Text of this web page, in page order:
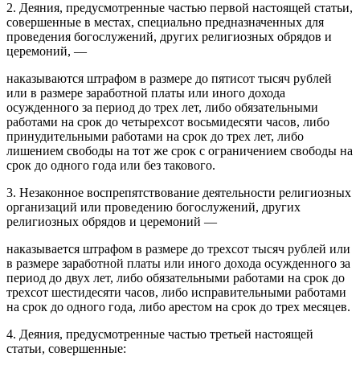
2. Деяния, предусмотренные частью первой настоящей статьи,
совершенные в местах, специально предназначенных для
проведения богослужений, других религиозных обрядов и
церемоний, —
наказываются штрафом в размере до пятисот тысяч рублей
или в размере заработной платы или иного дохода
осужденного за период до трех лет, либо обязательными
работами на срок до четырехсот восьмидесяти часов, либо
принудительными работами на срок до трех лет, либо
лишением свободы на тот же срок с ограничением свободы на
срок до одного года или без такового.
3. Незаконное воспрепятствование деятельности религиозных
организаций или проведению богослужений, других
религиозных обрядов и церемоний —
наказывается штрафом в размере до трехсот тысяч рублей или
в размере заработной платы или иного дохода осужденного за
период до двух лет, либо обязательными работами на срок до
трехсот шестидесяти часов, либо исправительными работами
на срок до одного года, либо арестом на срок до трех месяцев.
4. Деяния, предусмотренные частью третьей настоящей
статьи, совершенные: